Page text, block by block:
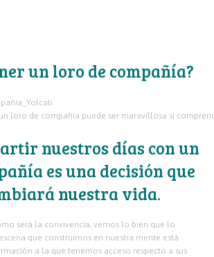
un loro de compañía?
loro de compañía puede ser maravillosa si
nuestros días con un
es una decisión que
nuestra vida.
será la convivencia, vemos lo bien que lo
que construimos en nuestra mente está
a la que tenemos acceso respecto a sus